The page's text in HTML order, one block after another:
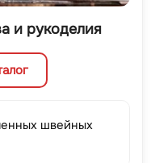
и рукоделия
швейных